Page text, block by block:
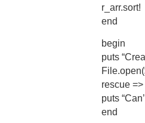
r_arr.sort!
end
begin
puts
rescue =>
puts
end